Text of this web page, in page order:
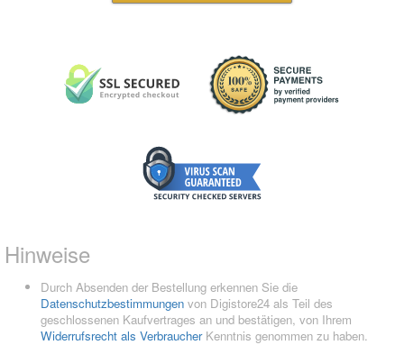
Hinweise
Durch Absenden der Bestellung erkennen Sie die
Datenschutzbestimmungen von Digistore24 als Teil des
geschlossenen Kaufvertrages an und bestätigen, von Ihrem
Widerrufsrecht als VerbraucherKenntnis genommen zu haben.